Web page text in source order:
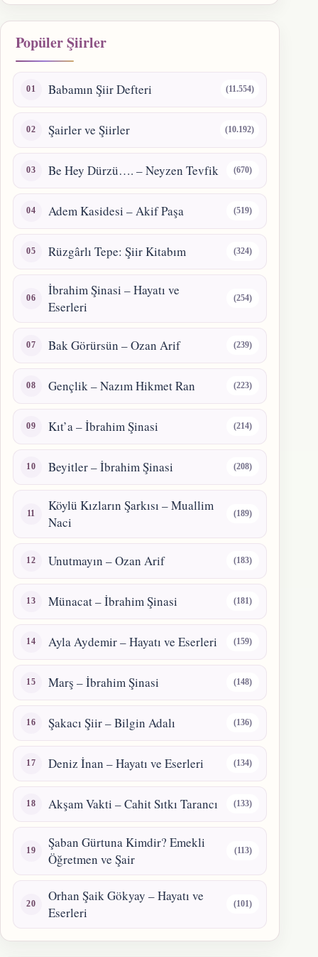
Popüler Şiirler
Babamın Şiir Defteri (11.554)
Şairler ve Şiirler (10.192)
Be Hey Dürzü…. – Neyzen Tevfik (670)
Adem Kasidesi – Akif Paşa (519)
Rüzgârlı Tepe: Şiir Kitabım (324)
İbrahim Şinasi – Hayatı ve
Eserleri
(254)
Bak Görürsün – Ozan Arif (239)
Gençlik – Nazım Hikmet Ran (223)
Kıt’a – İbrahim Şinasi (214)
Beyitler – İbrahim Şinasi (208)
Köylü Kızların Şarkısı – Muallim
Naci
(189)
Unutmayın – Ozan Arif (183)
Münacat – İbrahim Şinasi (181)
Ayla Aydemir – Hayatı ve Eserleri (159)
Marş – İbrahim Şinasi (148)
Şakacı Şiir – Bilgin Adalı (136)
Deniz İnan – Hayatı ve Eserleri (134)
Akşam Vakti – Cahit Sıtkı Tarancı (133)
Şaban Gürtuna Kimdir? Emekli
Öğretmen ve Şair
(113)
Orhan Şaik Gökyay – Hayatı ve
Eserleri
(101)